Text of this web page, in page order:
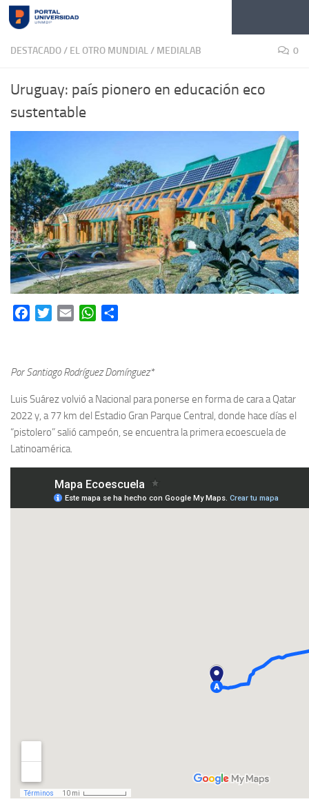
Skip to content
DESTACADO/ EL OTRO MUNDIAL/ MEDIALAB 0
Uruguay: país pionero en educación eco
sustentable
FacebookTwitterEmail WhatsApp
Por Santiago Rodríguez Domínguez*
Luis Suárez volvió a Nacional para ponerse en forma de cara a Qatar
2022 y, a 77 km del Estadio Gran Parque Central, donde hace días el
“pistolero” salió campeón, se encuentra la primera ecoescuela de
Latinoamérica.